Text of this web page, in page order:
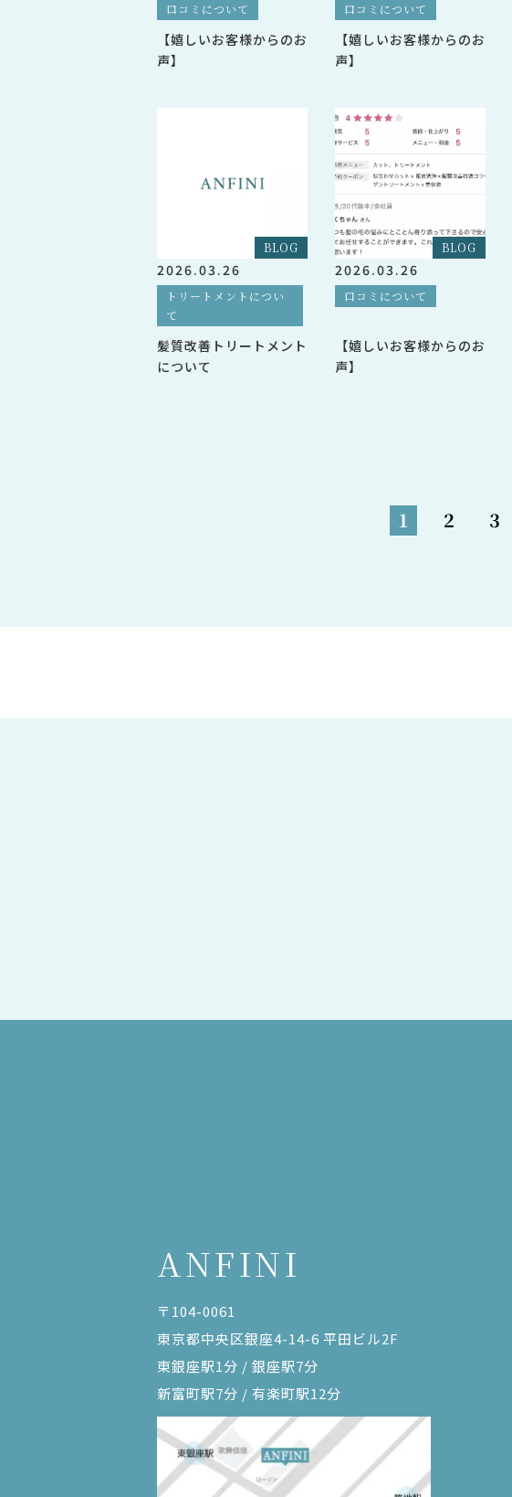
口コミについて
【嬉しいお客様からのお
声】
口コミについて
【嬉しいお客様からのお
声】
BLOG
2026.03.26
トリートメントについ
て
髪質改善トリートメント
について
BLOG
2026.03.26
口コミについて
【嬉しいお客様からのお
声】
1 2 3
ANFINI
〒104-0061
東京都中央区銀座4-14-6 平田ビル2F
東銀座駅1分 / 銀座駅7分
新富町駅7分 / 有楽町駅12分